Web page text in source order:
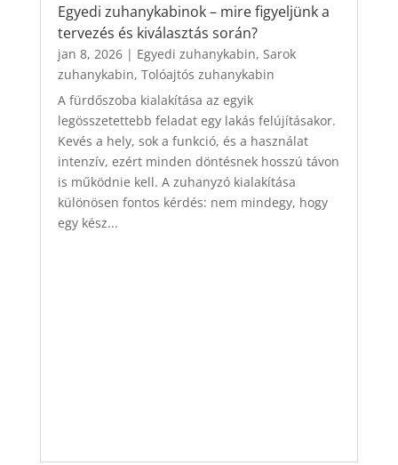
Egyedi zuhanykabinok – mire figyeljünk a
tervezés és kiválasztás során?
jan 8, 2026| Egyedi zuhanykabin, Sarok
zuhanykabin, Tolóajtós zuhanykabin
A fürdőszoba kialakítása az egyik
legösszetettebb feladat egy lakás felújításakor.
Kevés a hely, sok a funkció, és a használat
intenzív, ezért minden döntésnek hosszú távon
is működnie kell. A zuhanyzó kialakítása
különösen fontos kérdés: nem mindegy, hogy
egy kész...